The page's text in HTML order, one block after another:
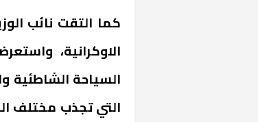
كما التقت نائب
الاوكرانية،
السياحة الشاطئية
التي تجذب مختلف